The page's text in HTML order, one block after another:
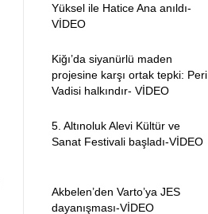
Yüksel ile Hatice Ana anıldı-
VİDEO
Kiğı’da siyanürlü maden
projesine karşı ortak tepki: Peri
Vadisi halkındır- VİDEO
5. Altınoluk Alevi Kültür ve
Sanat Festivali başladı-VİDEO
Akbelen’den Varto’ya JES
dayanışması-VİDEO